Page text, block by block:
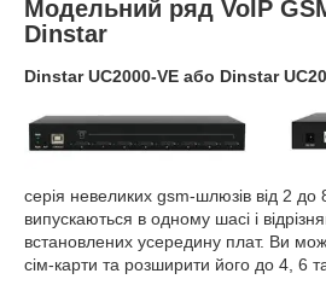
Модельний ряд VoIP
Dinstar
Dinstar UC2000-VE або Dinstar
серія невеликих gsm-шлюзів від 2 до
випускаються в одному шасі і
встановлених усередину плат. Ви
сім-карти та розширити його до 4, 6